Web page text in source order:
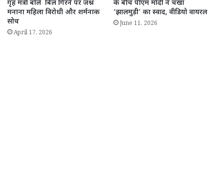
गृह मंत्री बोले बिल गिरने पर जश्न
मनाना महिला विरोधी और शर्मनाक
सोच
April 17, 2026
के बीच पीएम मोदी ने चखा
‘झालमुड़ी’ का स्वाद, वीडियो वायरल
June 11, 2026